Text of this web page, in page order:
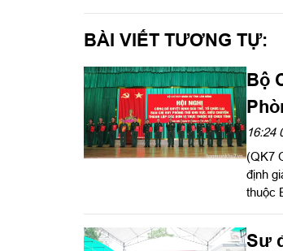
BÀI VIẾT TƯƠNG TỰ:
Bộ
16:24
(QK7
định
thuộc
chủ trì
Sư